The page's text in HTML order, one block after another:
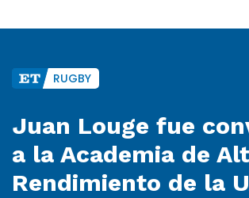
RUGBY
Juan Louge fue
a la Academia de
Rendimiento de la